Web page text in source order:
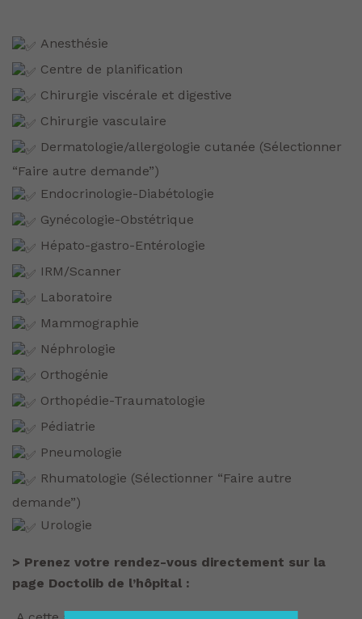
Anesthésie
Centre de planification
Chirurgie viscérale et digestive
Chirurgie vasculaire
Dermatologie/allergologie cutanée (Sélectionner
“Faire autre demande”)
Endocrinologie-Diabétologie
Gynécologie-Obstétrique
Hépato-gastro-Entérologie
IRM/Scanner
Laboratoire
Mammographie
Néphrologie
Orthogénie
Orthopédie-Traumatologie
Pédiatrie
Pneumologie
Rhumatologie (Sélectionner “Faire autre
demande”)
Urologie
> Prenez votre rendez-vous directement sur la
page Doctolib de l’hôpital :